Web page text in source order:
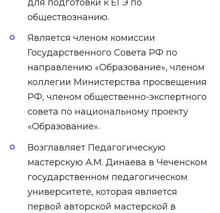
для подготовки к ЕГЭ по
обществознанию.
Является членом комиссии
Государственного Совета РФ по
направлению «Образование», членом
коллегии Министерства просвещения
РФ, членом общественно-экспертного
совета по национальному проекту
«Образование».
Возглавляет Педагогическую
мастерскую А.М. Динаева в Чеченском
государственном педагогическом
университете, которая является
первой авторской мастерской в